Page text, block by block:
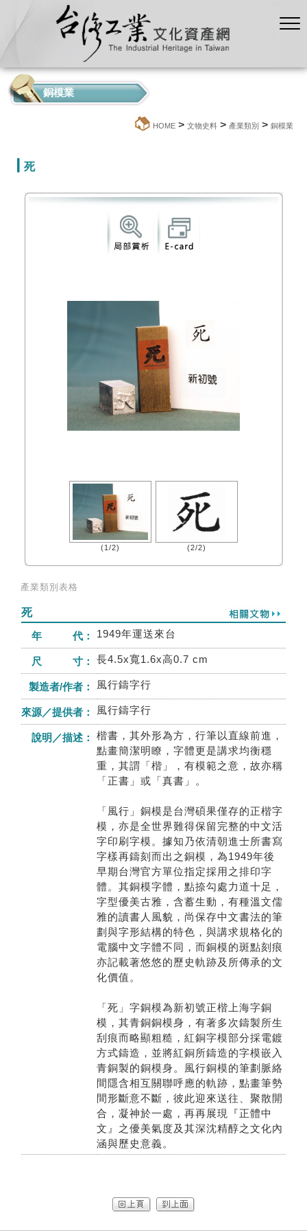
銅模業
HOME > 文物史料 > 產業類別 > 銅模業
死
(1/2) (2/2)
產業類別表格
死
年 代：
1949年運送來台
尺 寸： 長4.5x寬1.6x高0.7 cm
製造者/作者： 風行鑄字行
來源／提供者： 風行鑄字行
說明／描述：
楷書，其外形為方，行筆以直線前進，
點畫簡潔明瞭，字體更是講求均衡穩
重，其謂「楷」，有模範之意，故亦稱
「正書」或「真書」。
「風行」銅模是台灣碩果僅存的正楷字
模，亦是全世界難得保留完整的中文活
字印刷字模。據知乃依清朝進士所書寫
字樣再鑄刻而出之銅模，為1949年後
早期台灣官方單位指定採用之排印字
體。其銅模字體，點捺勾處力道十足，
字型優美古雅，含蓄生動，有種溫文儒
雅的讀書人風貌，尚保存中文書法的筆
劃與字形結構的特色，與講求規格化的
電腦中文字體不同，而銅模的斑點刻痕
亦記載著悠悠的歷史軌跡及所傳承的文
化價值。
「死」字銅模為新初號正楷上海字銅
模，其青銅銅模身，有著多次鑄製所生
刮痕而略顯粗糙，紅銅字模部分採電鍍
方式鑄造，並將紅銅所鑄造的字模嵌入
青銅製的銅模身。風行銅模的筆劃脈絡
間隱含相互關聯呼應的軌跡，點畫筆勢
間形斷意不斷，彼此迎來送往、聚散開
合，凝神於一處，再再展現『正體中
文』之優美氣度及其深沈精醇之文化內
涵與歷史意義。